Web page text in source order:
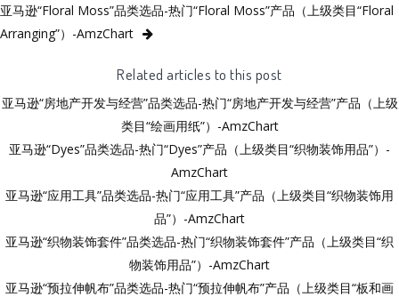
亚马逊“Floral Moss”品类选品-热门“Floral Moss”产品（上级类目“Floral
Arranging”）-AmzChart
Related articles to this post
亚马逊“房地产开发与经营”品类选品-热门“房地产开发与经营”产品（上级
类目“绘画用纸”）-AmzChart
亚马逊“Dyes”品类选品-热门“Dyes”产品（上级类目“织物装饰用品”）-
AmzChart
亚马逊“应用工具”品类选品-热门“应用工具”产品（上级类目“织物装饰用
品”）-AmzChart
亚马逊“织物装饰套件”品类选品-热门“织物装饰套件”产品（上级类目“织
物装饰用品”）-AmzChart
亚马逊“预拉伸帆布”品类选品-热门“预拉伸帆布”产品（上级类目“板和画